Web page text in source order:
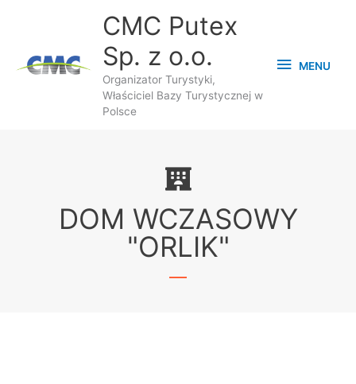
CMC Putex
Sp. z o.o.
Organizator Turystyki,
Właściciel Bazy Turystycznej w
Polsce
MENU
DOM WCZASOWY
"ORLIK"